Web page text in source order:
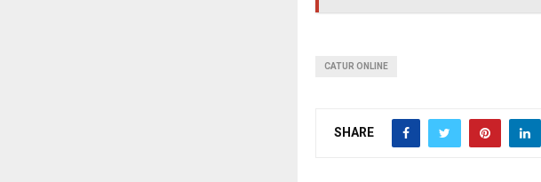
CATUR ONLINE
SHARE